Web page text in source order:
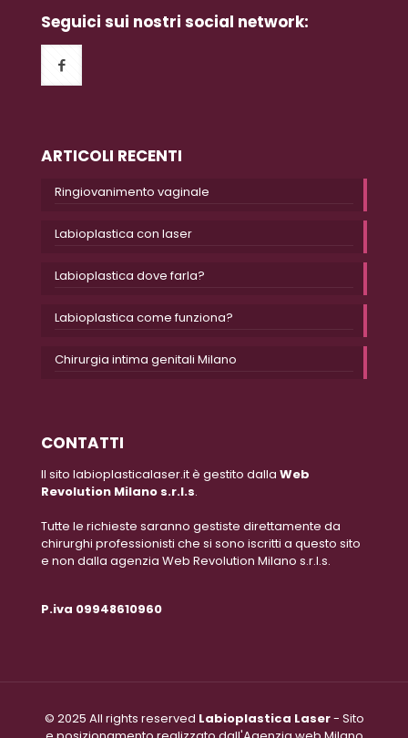
Seguici sui nostri social network:
ARTICOLI RECENTI
Ringiovanimento vaginale
Labioplastica con laser
Labioplastica dove farla?
Labioplastica come funziona?
Chirurgia intima genitali Milano
CONTATTI
Il sito labioplasticalaser.it è gestito dalla Web
Revolution Milano s.r.l.s.
Tutte le richieste saranno gestiste direttamente da
chirurghi professionisti che si sono iscritti a questo sito
e non dalla agenzia Web Revolution Milano s.r.l.s.
P.iva 09948610960
© 2025 All rights reserved Labioplastica Laser- Sito